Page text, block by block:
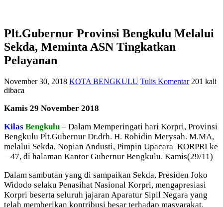
Plt.Gubernur Provinsi Bengkulu Melalui
Sekda, Meminta ASN Tingkatkan
Pelayanan
November 30, 2018 KOTA BENGKULU Tulis Komentar 201 kali
dibaca
Kamis 29 November 2018
Kilas Bengkulu – Dalam Memperingati hari Korpri, Provinsi
Bengkulu Plt.Gubernur Dr.drh. H. Rohidin Merysah. M.MA,
melalui Sekda, Nopian Andusti, Pimpin Upacara KORPRI ke
– 47, di halaman Kantor Gubernur Bengkulu. Kamis(29/11)
Dalam sambutan yang di sampaikan Sekda, Presiden Joko
Widodo selaku Penasihat Nasional Korpri, mengapresiasi
Korpri beserta seluruh jajaran Aparatur Sipil Negara yang
telah memberikan kontribusi besar terhadap masyarakat,